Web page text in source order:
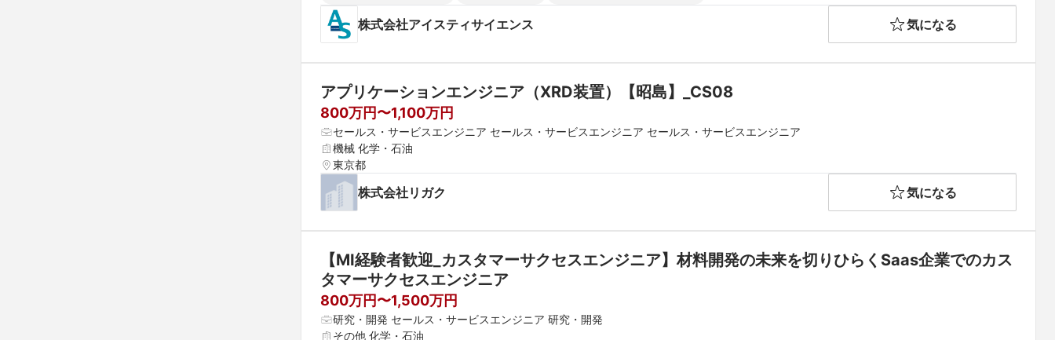
株式会社アイスティサイエンス 気になる
アプリケーションエンジニア（XRD装置）【昭島】_CS08
800万円〜1,100万円
セールス・サービスエンジニア セールス・サービスエンジニア セールス・サービスエンジニア
機械 化学・石油
東京都
株式会社リガク 気になる
【MI経験者歓迎_カスタマーサクセスエンジニア】材料開発の未来を切りひらくSaas企業でのカス
タマーサクセスエンジニア
800万円〜1,500万円
研究・開発 セールス・サービスエンジニア 研究・開発
その他 化学・石油